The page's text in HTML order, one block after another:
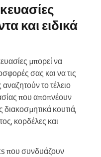
και ειδικά
μπορεί να
σας και να τις
αναζητούν το τέλειο
που αποπνέουν
κουτιά,
κορδέλες και
που συνδυάζουν